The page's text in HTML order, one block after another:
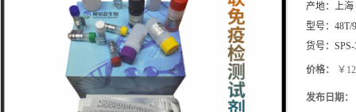
产地： 上海
型号： 48T/
货号：
价格： ￥
发布日期：